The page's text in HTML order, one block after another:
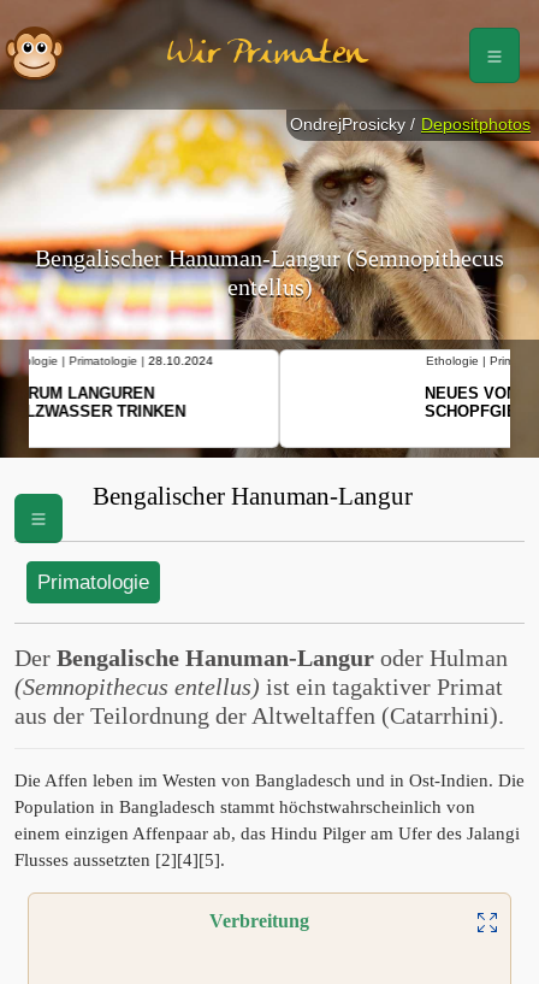
Wir Primaten
Bengalischer Hanuman-Langur (Semnopithecus
entellus)
Ethologie | Primatologie |
SCHOPFGIBBONS UND IHRER
OndrejProsicky / Depositphotos
Bengalischer Hanuman-Langur
Primatologie
Der Bengalische Hanuman-Langur oder Hulman
(Semnopithecus entellus) ist ein tagaktiver Primat
aus der Teilordnung der Altweltaffen (Catarrhini).
Die Affen leben im Westen von Bangladesch und in Ost-Indien. Die
Population in Bangladesch stammt höchstwahrscheinlich von
einem einzigen Affenpaar ab, das Hindu Pilger am Ufer des Jalangi
Flusses aussetzten [2][4][5].
Verbreitung